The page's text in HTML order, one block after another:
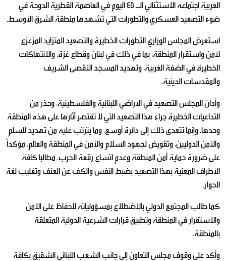
العربية اجتماعه الاستثنائي الـ 45 اليوم في العاصمة القطرية الدوحة في
ضوء التصعيد العسكري والتطورات التي تشهدها منطقة الشرق الأوسط.
استعرض المجلس الوزاري التطورات الخطيرة والتصعيد المتزايد المزعزع
لأمن واستقرار المنطقة، بما في ذلك في لبنان وقطاع غزة، والانتهاكات
الخطيرة في الضفة الغربية، وتهديد المسجد الأقصى الشريف
والمقدسات الدينية.
وأدان المجلس التصعيد في الأراضي اللبنانية والفلسطينية، وحذر من
التداعيات الخطيرة جراء هذا التصعيد التي لا تقتصر آثارها على هذه المنطقة
وحدها، وإنما تتعدى ذلك إلى دائرة أوسع، وما يترتب عليه من تهديد للسلم
والأمن الدوليين، وتقويض لجهود السلام والأمن في المنطقة والعالم، مؤكداً
على ضرورة حماية أمن المنطقة وعدم اتساع رقعة الحرب، مطالبا كافة
الأطراف المعنية بهذا التصعيد بضبط النفس والكف عن العنف وتغليب لغة
الحوار.
كما طالب المجتمع الدولي بالاضطلاع بمسؤولياته للحفاظ على الأمن
والاستقرار في المنطقة وتطبيق قرارات الشرعية الدولية المتعلقة
بالمنطقة.
وأكد على وقوف مجلس التعاون إلى جانب الشعب اللبناني الشقيق بكافة